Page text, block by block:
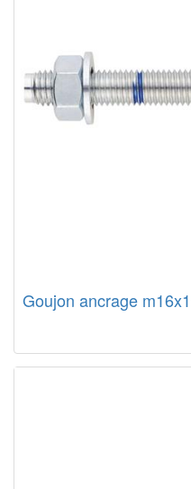
Goujon ancrage